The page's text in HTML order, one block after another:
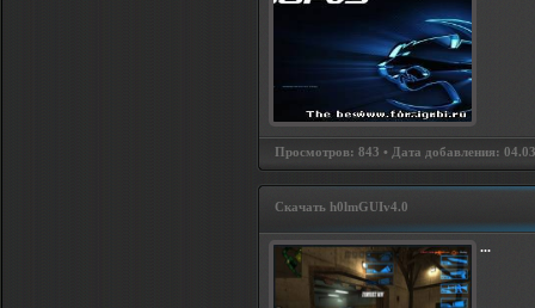
Просмотров: 843 • Дата добавления:
Скачать h0lmGUIv4.0
...